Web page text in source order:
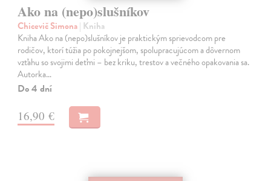
Ako na (nepo)slušníkov
Chicevič Simona| Kniha
Kniha Ako na (nepo)slušníkov je praktickým sprievodcom pre
rodičov, ktorí túžia po pokojnejšom, spolupracujúcom a dôvernom
vzťahu so svojimi deťmi – bez kriku, trestov a večného opakovania sa.
Autorka…
Do 4 dní
16,90 €